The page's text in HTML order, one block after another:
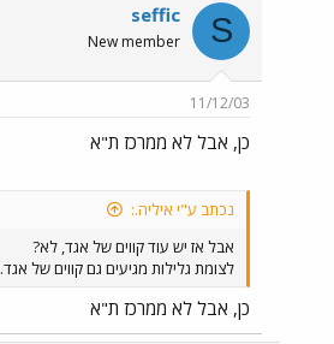
S
seffic
New member
11/12/03
כן, אבל לא ממרכז ת"א
נכתב ע"י איליה.:
אבל אז יש עוד קווים של אגד, לא?
לצומת גלילות מגיעים גם קווים של אגד.
כן, אבל לא ממרכז ת"א